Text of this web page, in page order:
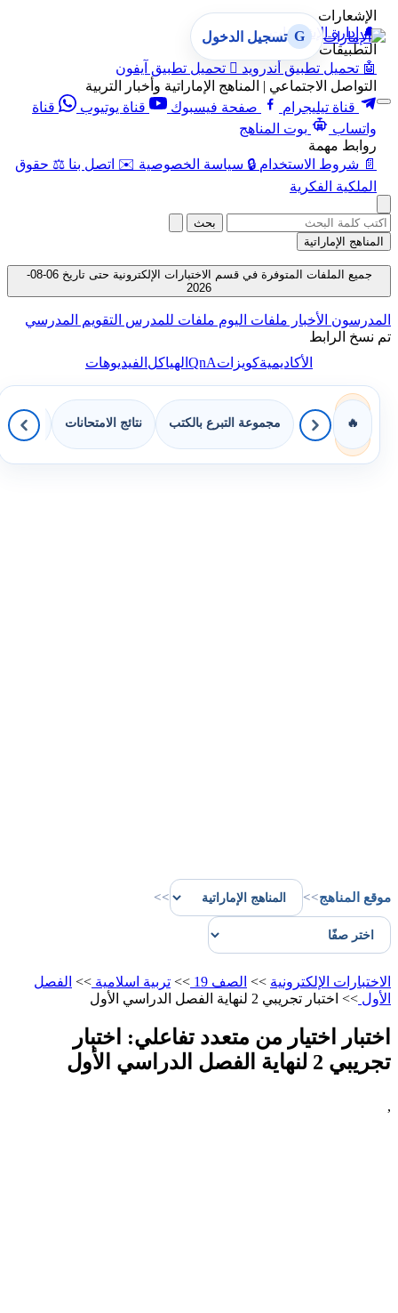
الإشعارات
🔔 إدارة الإشعارات
التطبيقات
🤖 تحميل تطبيق أندرويد  تحميل تطبيق آيفون
التواصل الاجتماعي | المناهج الإماراتية وأخبار التربية
قناة تيليجرام
صفحة فيسبوك قناة يوتيوب
قناة
واتساب
بوت المناهج
روابط مهمة
📄 شروط الاستخدام 🔒 سياسة الخصوصية ✉️ اتصل بنا ⚖️ حقوق
الملكية الفكرية
G تسجيل الدخول
بحث
المناهج الإماراتية
جميع الملفات المتوفرة في قسم الاختبارات الإلكترونية حتى تاريخ 06-08-
2026
المدرسون الأخبار ملفات اليوم ملفات للمدرس التقويم المدرسي
تم نسخ الرابط
الأكاديميةكويزاتQnAالهياكل الفيديوهات
🔥 مجموعة التبرع بالكتب نتائج الامتحانات
موقع المناهج>>
>>
الاختبارات الإلكترونية >> الصف 19 >> تربية اسلامية >> الفصل
الأول >> اختبار تجريبي 2 لنهاية الفصل الدراسي الأول
اختبار اختيار من متعدد تفاعلي: اختبار
تجريبي 2 لنهاية الفصل الدراسي الأول